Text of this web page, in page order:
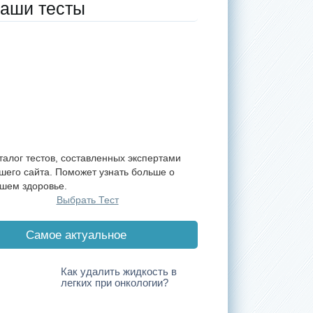
тесты
тестов, составленных экспертами
сайта. Поможет узнать больше о
здоровье.
Выбрать Тест
Cамое актуальное
Как удалить жидкость в
легких при онкологии?